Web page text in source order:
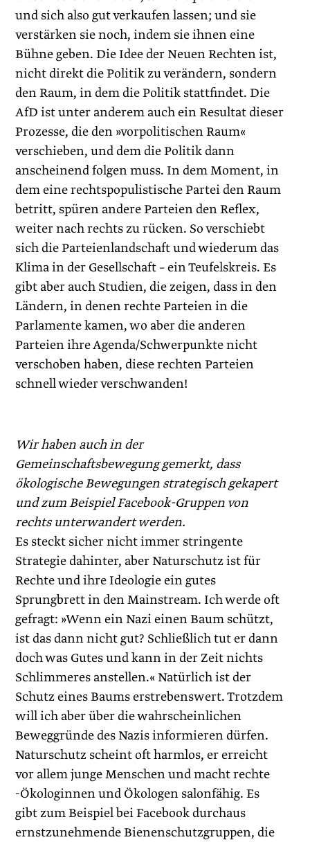
und sich also gut verkaufen lassen; und sie
verstärken sie noch, indem sie ihnen eine
Bühne geben. Die Idee der Neuen Rechten ist,
nicht direkt die Politik zu verändern, sondern
den Raum, in dem die Politik stattfindet. Die
AfD ist unter anderem auch ein Resultat dieser
Prozesse, die den »vorpolitischen Raum«
verschieben, und dem die Politik dann
anscheinend folgen muss. In dem Moment, in
dem eine rechtspopulistische Partei den Raum
betritt, spüren andere Parteien den Reflex,
weiter nach rechts zu rücken. So verschiebt
sich die Parteienlandschaft und wiederum das
Klima in der Gesellschaft – ein Teufelskreis. Es
gibt aber auch Studien, die zeigen, dass in den
Ländern, in denen rechte Parteien in die
Parlamente kamen, wo aber die anderen
Parteien ihre Agenda/Schwerpunkte nicht
verschoben haben, diese rechten Parteien
schnell wieder verschwanden!
Wir haben auch in der
Gemeinschaftsbewegung gemerkt, dass
ökologische Bewegungen strategisch gekapert
und zum Beispiel Facebook-Gruppen von
rechts unterwandert werden.
Es steckt sicher nicht immer stringente
Strategie dahinter, aber Naturschutz ist für
Rechte und ihre Ideologie ein gutes
Sprungbrett in den Mainstream. Ich werde oft
gefragt: »Wenn ein Nazi einen Baum schützt,
ist das dann nicht gut? Schließlich tut er dann
doch was Gutes und kann in der Zeit nichts
Schlimmeres anstellen.« Natürlich ist der
Schutz eines Baums erstrebenswert. Trotzdem
will ich aber über die wahrscheinlichen
Beweggründe des Nazis informieren dürfen.
Naturschutz scheint oft harmlos, er erreicht
vor allem junge Menschen und macht rechte
-Ökologinnen und Ökologen salonfähig. Es
gibt zum Beispiel bei Facebook durchaus
ernstzunehmende Bienenschutzgruppen, die